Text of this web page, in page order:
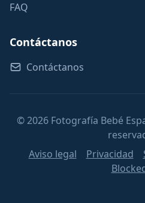
FAQ
Contáctanos
Contáctanos
© 2026 Fotografía Bebé
Aviso legal
Privacidad